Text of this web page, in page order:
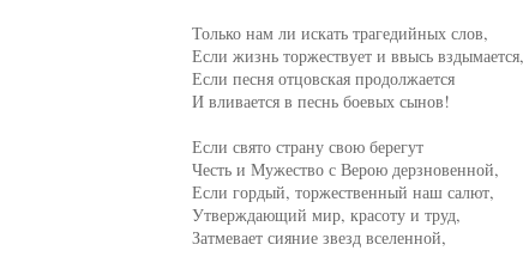
Только нам ли искать трагедийных слов,
Если жизнь торжествует и ввысь вздымается,
Если песня отцовская продолжается
И вливается в песнь боевых сынов!
Если свято страну свою берегут
Честь и Мужество с Верою дерзновенной,
Если гордый, торжественный наш салют,
Утверждающий мир, красоту и труд,
Затмевает сияние звезд вселенной,